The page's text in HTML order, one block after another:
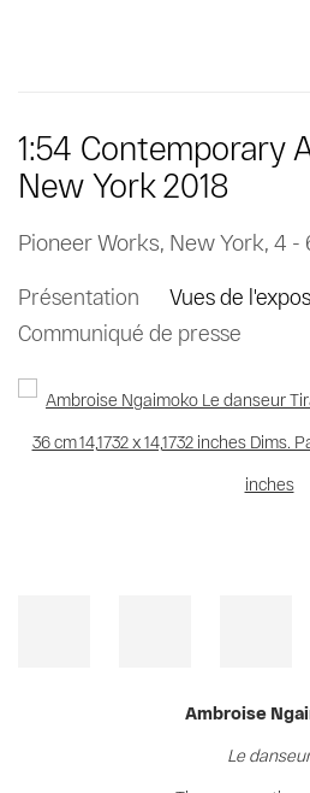
1:54 Contemporary
New York 2018
Pioneer Works, New York, 4 -
Présentation
Vues de
Communiqué de presse
Open a larger version of the following
Ambroise
Le danseur